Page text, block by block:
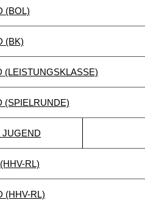
(BOL)
(BK)
(LEISTUNGSKLASSE)
(SPIELRUNDE)
JUGEND
RL)
(HHV-RL)